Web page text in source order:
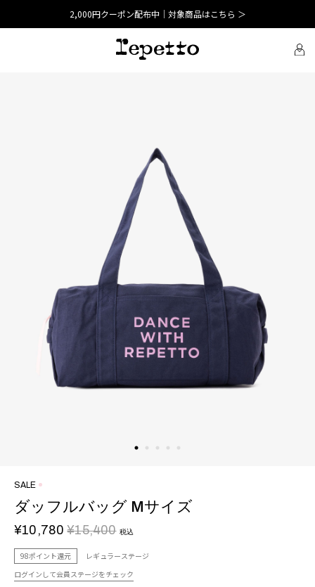
2,000円クーポン配布中｜対象商品はこちら ＞
SALE
ダッフルバッグ Mサイズ
¥10,780 ¥15,400 税込
98ポイント還元
レギュラーステージ
ログインして会員ステージをチェック